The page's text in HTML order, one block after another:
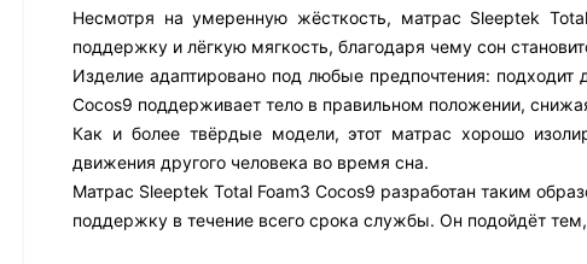
Несмотря на умеренную жёсткость, матрас Sleeptek
поддержку и лёгкую мягкость, благодаря чему сон
Изделие адаптировано под любые предпочтения:
Cocos9 поддерживает тело в правильном положении,
Как и более твёрдые модели, этот матрас хорошо
движения другого человека во время сна.
Матрас Sleeptek Total Foam3 Cocos9 разработан таким
поддержку в течение всего срока службы. Он подойдёт